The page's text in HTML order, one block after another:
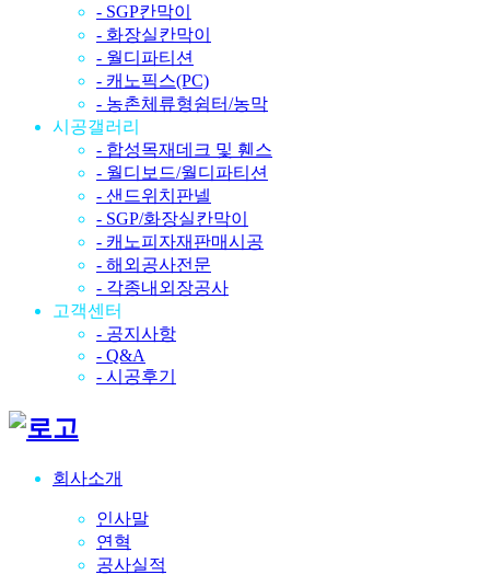
- SGP칸막이
- 화장실칸막이
- 월디파티션
- 캐노픽스(PC)
- 농촌체류형쉼터/농막
시공갤러리
- 합성목재데크 및 휀스
- 월디보드/월디파티션
- 샌드위치판넬
- SGP/화장실칸막이
- 캐노피자재판매시공
- 해외공사전문
- 각종내외장공사
고객센터
- 공지사항
- Q&A
- 시공후기
회사소개
인사말
연혁
공사실적